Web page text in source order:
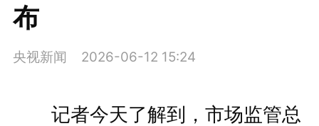
布
央视新闻 2026-06-12 15:24
记者今天了解到，市场监管总